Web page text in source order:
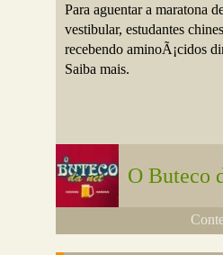
Para aguentar a maratona
vestibular, estudantes
recebendo aminoÃ¡cidos
Saiba mais.
O Buteco